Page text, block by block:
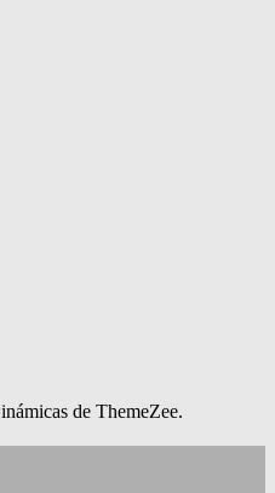
de ThemeZee.